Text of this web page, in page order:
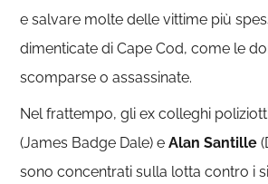
e salvare molte delle vittime più
dimenticate di Cape Cod, come le
scomparse o assassinate.
Nel frattempo, gli ex colleghi
(James Badge Dale) eAlan Santille
sono concentrati sulla lotta contro i